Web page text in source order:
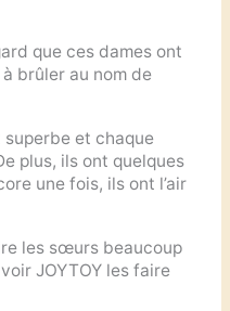
que ces dames ont
brûler au nom de
superbe et chaque
plus, ils ont quelques
une fois, ils ont l’air
les sœurs beaucoup
JOYTOY les faire